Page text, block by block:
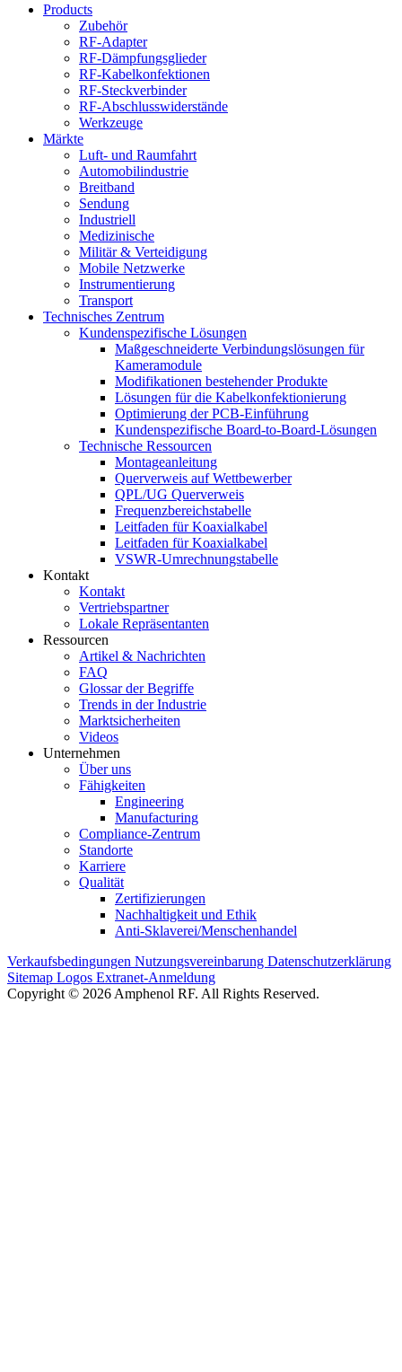
Products
Zubehör
RF-Adapter
RF-Dämpfungsglieder
RF-Kabelkonfektionen
RF-Steckverbinder
RF-Abschlusswiderstände
Werkzeuge
Märkte
Luft- und Raumfahrt
Automobilindustrie
Breitband
Sendung
Industriell
Medizinische
Militär & Verteidigung
Mobile Netzwerke
Instrumentierung
Transport
Technisches Zentrum
Kundenspezifische Lösungen
Maßgeschneiderte Verbindungslösungen für
Kameramodule
Modifikationen bestehender Produkte
Lösungen für die Kabelkonfektionierung
Optimierung der PCB-Einführung
Kundenspezifische Board-to-Board-Lösungen
Technische Ressourcen
Montageanleitung
Querverweis auf Wettbewerber
QPL/UG Querverweis
Frequenzbereichstabelle
Leitfaden für Koaxialkabel
Leitfaden für Koaxialkabel
VSWR-Umrechnungstabelle
Kontakt
Kontakt
Vertriebspartner
Lokale Repräsentanten
Ressourcen
Artikel & Nachrichten
FAQ
Glossar der Begriffe
Trends in der Industrie
Marktsicherheiten
Videos
Unternehmen
Über uns
Fähigkeiten
Engineering
Manufacturing
Compliance-Zentrum
Standorte
Karriere
Qualität
Zertifizierungen
Nachhaltigkeit und Ethik
Anti-Sklaverei/Menschenhandel
Verkaufsbedingungen Nutzungsvereinbarung Datenschutzerklärung
Sitemap Logos Extranet-Anmeldung
Copyright © 2026 Amphenol RF. All Rights Reserved.